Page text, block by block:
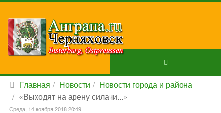
Главная Новости
Новости города и района
«Выходят на арену силачи...»
Среда, 14 ноября 2018 20:49